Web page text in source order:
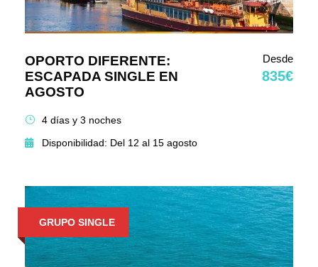
OPORTO DIFERENTE:
ESCAPADA SINGLE EN
AGOSTO
Desde
835€
4 días y 3 noches
Disponibilidad: Del 12 al 15 agosto
GRUPO SINGLE